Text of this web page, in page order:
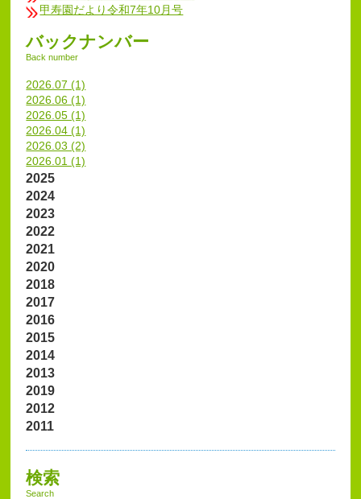
甲寿園だより令和7年10月号
バックナンバー
Back number
2026.07 (1)
2026.06 (1)
2026.05 (1)
2026.04 (1)
2026.03 (2)
2026.01 (1)
2025
2024
2023
2022
2021
2020
2018
2017
2016
2015
2014
2013
2019
2012
2011
検索
Search